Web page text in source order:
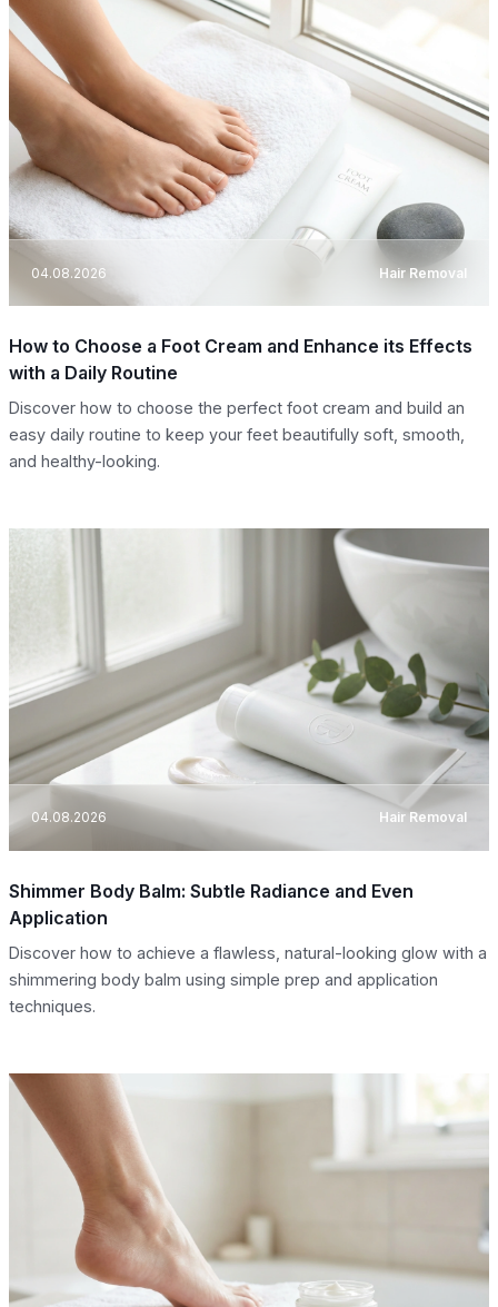
04.08.2026 Hair Removal
How to Choose a Foot Cream and Enhance its Effects
with a Daily Routine
Discover how to choose the perfect foot cream and build an
easy daily routine to keep your feet beautifully soft, smooth,
and healthy-looking.
04.08.2026 Hair Removal
Shimmer Body Balm: Subtle Radiance and Even
Application
Discover how to achieve a flawless, natural-looking glow with a
shimmering body balm using simple prep and application
techniques.